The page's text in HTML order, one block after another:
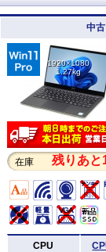
中
1920×1080
1.27kg
在庫 残りあと
CPU